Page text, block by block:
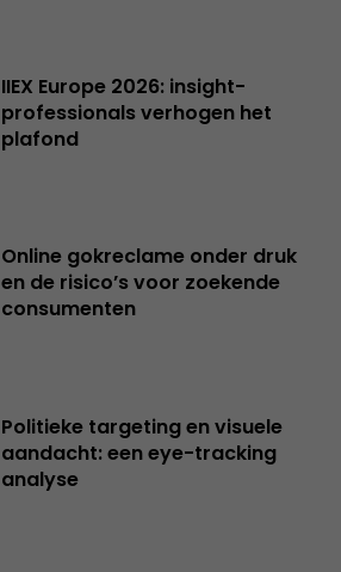
IIEX Europe 2026: insight-
professionals verhogen het
plafond
Online gokreclame onder druk
en de risico’s voor zoekende
consumenten
Politieke targeting en visuele
aandacht: een eye-tracking
analyse